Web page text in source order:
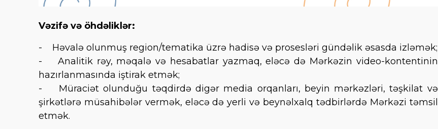
Vəzifə və öhdəliklər:
- Həvalə olunmuş region/tematika üzrə hadisə və prosesləri gündəlik əsasda izləmək;
- Analitik rəy, məqalə və hesabatlar yazmaq, eləcə də Mərkəzin video-kontentinin
hazırlanmasında iştirak etmək;
- Müraciət olunduğu təqdirdə digər media orqanları, beyin mərkəzləri, təşkilat və
şirkətlərə müsahibələr vermək, eləcə də yerli və beynəlxalq tədbirlərdə Mərkəzi təmsil
etmək.